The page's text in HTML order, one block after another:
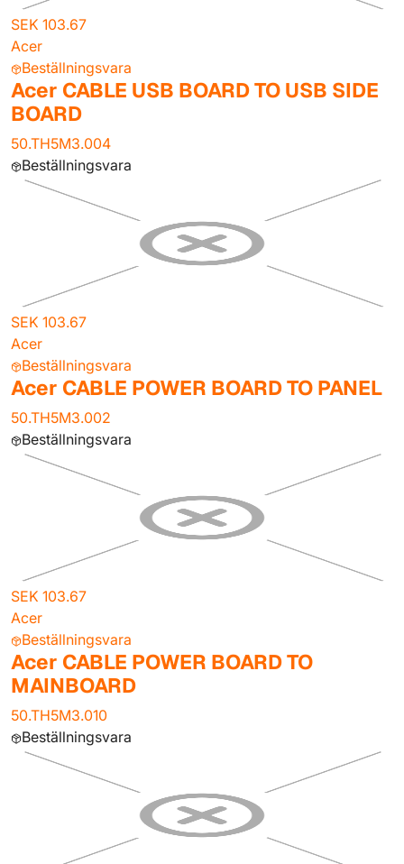
SEK 103.67
Acer
Beställningsvara
Acer CABLE USB BOARD TO USB SIDE
BOARD
50.TH5M3.004
Beställningsvara
SEK 103.67
Acer
Beställningsvara
Acer CABLE POWER BOARD TO PANEL
50.TH5M3.002
Beställningsvara
SEK 103.67
Acer
Beställningsvara
Acer CABLE POWER BOARD TO
MAINBOARD
50.TH5M3.010
Beställningsvara